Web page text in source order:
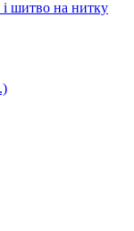
шитво на нитку